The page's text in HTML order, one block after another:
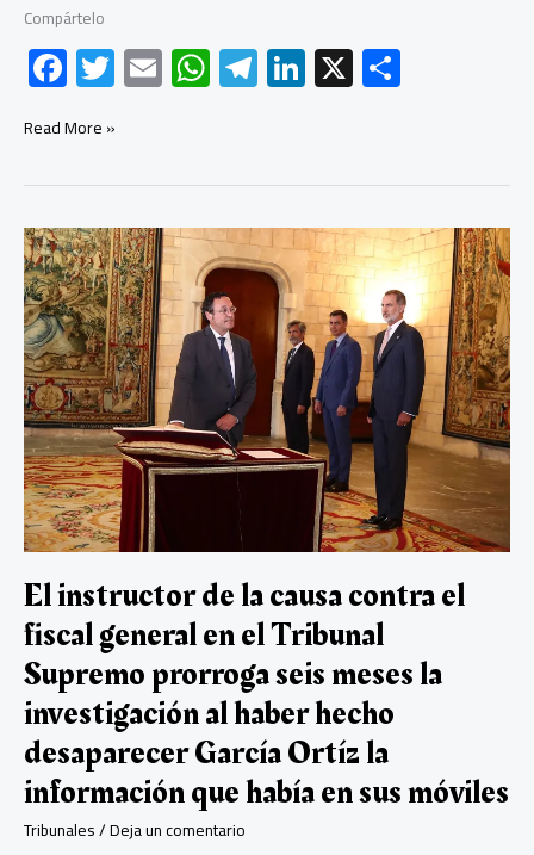
Compártelo
F
ac
e
b
o
ok
T
wi
er
E
m
W
h
s
A
p
p
Te
le
a
m
Li
nk
dI
n
X
p
ar
tir
El
la
comisión
de
un
delito
de
injurias
contra
el
rey
Felipe
VI
por
«tuitear»:
“Cortémosle
el
cuello
a
este
hijo
de
puta,
estamos
tardando”
Read More »
El instructor de la causa contra el
fiscal general en el Tribunal
Supremo prorroga seis meses la
investigación al haber hecho
desaparecer García Ortíz la
información que había en sus móviles
Tribunales/Deja un comentario